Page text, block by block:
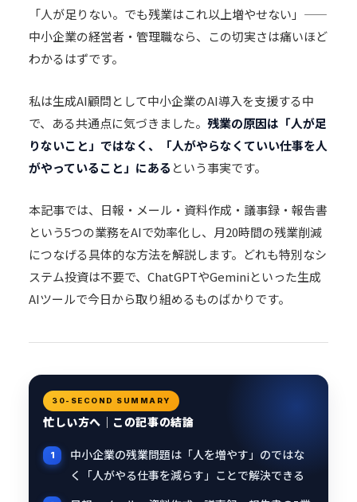
「人が足りない。でも残業はこれ以上増やせない」——
中小企業の経営者・管理職なら、この切実さは痛いほど
わかるはずです。
私は生成AI顧問として中小企業のAI導入を支援する中
で、ある共通点に気づきました。 残業の原因は「人が足
りないこと」ではなく、「人がやらなくていい仕事を人
がやっていること」にある という事実です。
本記事では、日報・メール・ 資料作成 ・議事録・報告書
という5つの業務をAIで効率化し、月20時間の残業削減
につなげる具体的な方法を解説します。どれも特別なシ
ステム投資は不要で、ChatGPTやGeminiといった生成
AIツールで今日から取り組めるものばかりです。
30-SECOND SUMMARY
忙しい方へ｜この記事の結論
中小企業の残業問題は「人を増やす」のではな
く「人がやる仕事を減らす」ことで解決できる